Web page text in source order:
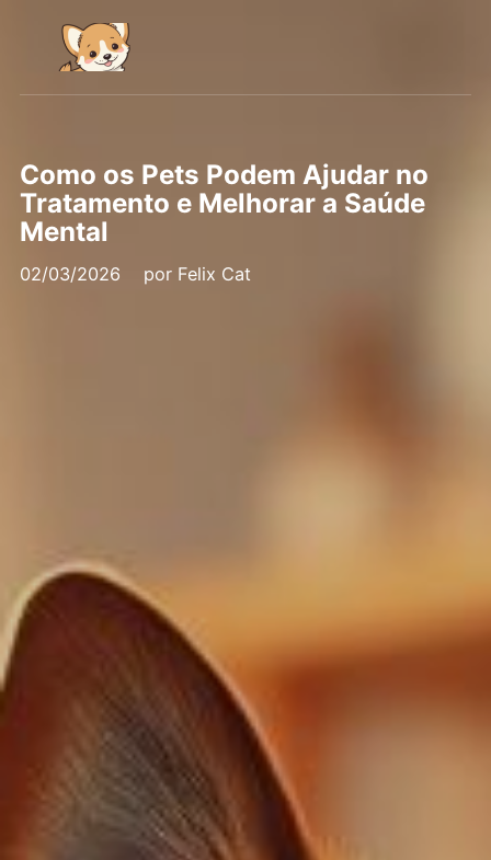
Como os Pets Podem Ajudar no
Tratamento e Melhorar a Saúde
Mental
02/03/2026 por Felix Cat